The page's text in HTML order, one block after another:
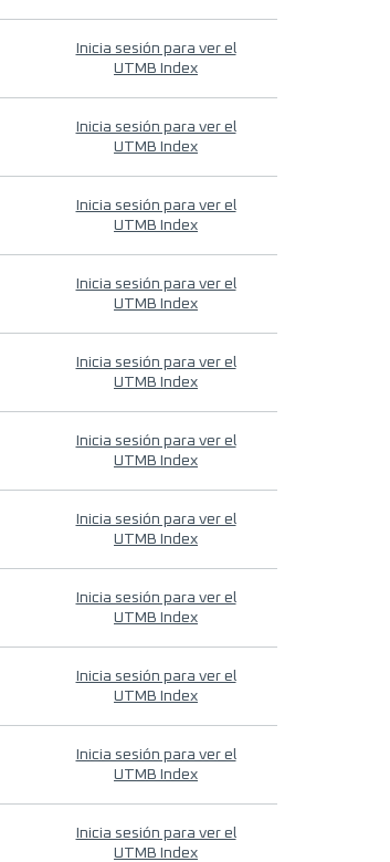
Inicia sesión para ver el
UTMB Index
Inicia sesión para ver el
UTMB Index
Inicia sesión para ver el
UTMB Index
Inicia sesión para ver el
UTMB Index
Inicia sesión para ver el
UTMB Index
Inicia sesión para ver el
UTMB Index
Inicia sesión para ver el
UTMB Index
Inicia sesión para ver el
UTMB Index
Inicia sesión para ver el
UTMB Index
Inicia sesión para ver el
UTMB Index
Inicia sesión para ver el
UTMB Index